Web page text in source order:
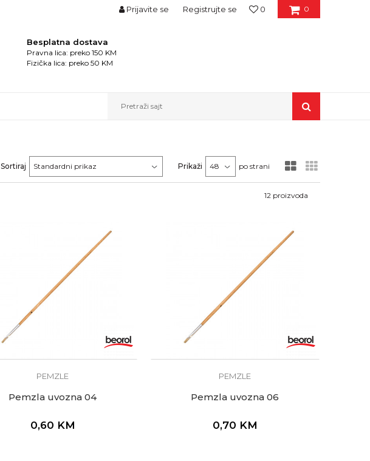
0
0
Prijavite se Registrujte se
Besplatna dostava
Pravna lica: preko 150 KM
Fizička lica: preko 50 KM
Pretraži sajt
Sortiraj Prikaži po strani
12 proizvoda
PEMZLE
Pemzla uvozna 04
0,60 KM
PEMZLE
Pemzla uvozna 06
0,70 KM